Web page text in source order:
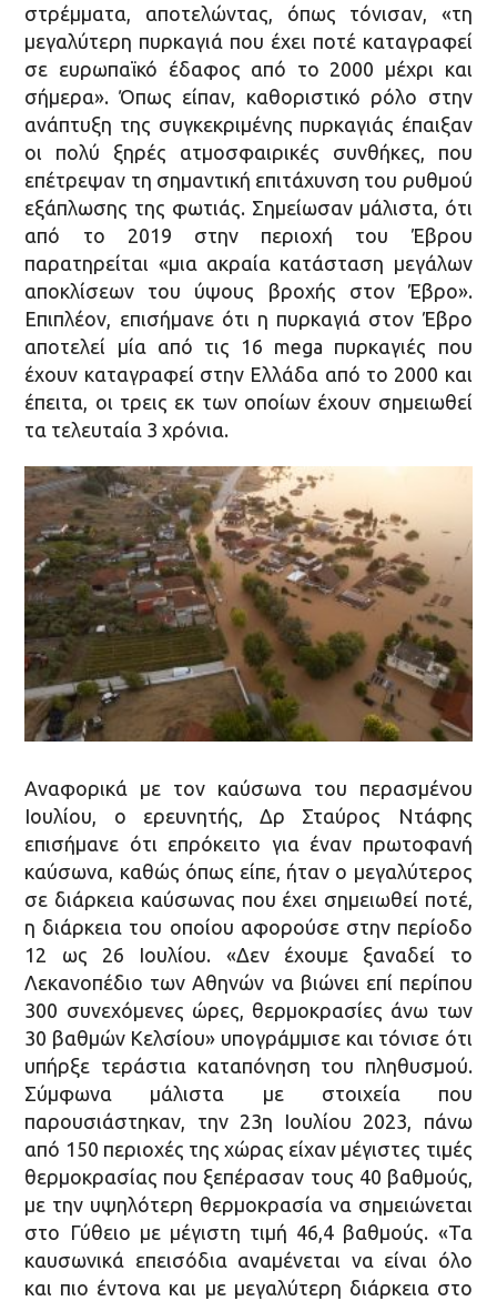
στρέμματα, αποτελώντας, όπως τόνισαν, «τη
μεγαλύτερη πυρκαγιά που έχει ποτέ καταγραφεί
σε ευρωπαϊκό έδαφος από το 2000 μέχρι και
σήμερα». Όπως είπαν, καθοριστικό ρόλο στην
ανάπτυξη της συγκεκριμένης πυρκαγιάς έπαιξαν
οι πολύ ξηρές ατμοσφαιρικές συνθήκες, που
επέτρεψαν τη σημαντική επιτάχυνση του ρυθμού
εξάπλωσης της φωτιάς. Σημείωσαν μάλιστα, ότι
από το 2019 στην περιοχή του Έβρου
παρατηρείται «μια ακραία κατάσταση μεγάλων
αποκλίσεων του ύψους βροχής στον Έβρο».
Επιπλέον, επισήμανε ότι η πυρκαγιά στον Έβρο
αποτελεί μία από τις 16 mega πυρκαγιές που
έχουν καταγραφεί στην Ελλάδα από το 2000 και
έπειτα, οι τρεις εκ των οποίων έχουν σημειωθεί
τα τελευταία 3 χρόνια.
Αναφορικά με τον καύσωνα του περασμένου
Ιουλίου, ο ερευνητής, Δρ Σταύρος Ντάφης
επισήμανε ότι επρόκειτο για έναν πρωτοφανή
καύσωνα, καθώς όπως είπε, ήταν ο μεγαλύτερος
σε διάρκεια καύσωνας που έχει σημειωθεί ποτέ,
η διάρκεια του οποίου αφορούσε στην περίοδο
12 ως 26 Ιουλίου. «Δεν έχουμε ξαναδεί το
Λεκανοπέδιο των Αθηνών να βιώνει επί περίπου
300 συνεχόμενες ώρες, θερμοκρασίες άνω των
30 βαθμών Κελσίου» υπογράμμισε και τόνισε ότι
υπήρξε τεράστια καταπόνηση του πληθυσμού.
Σύμφωνα μάλιστα με στοιχεία που
παρουσιάστηκαν, την 23η Ιουλίου 2023, πάνω
από 150 περιοχές της χώρας είχαν μέγιστες τιμές
θερμοκρασίας που ξεπέρασαν τους 40 βαθμούς,
με την υψηλότερη θερμοκρασία να σημειώνεται
στο Γύθειο με μέγιστη τιμή 46,4 βαθμούς. «Τα
καυσωνικά επεισόδια αναμένεται να είναι όλο
και πιο έντονα και με μεγαλύτερη διάρκεια στο